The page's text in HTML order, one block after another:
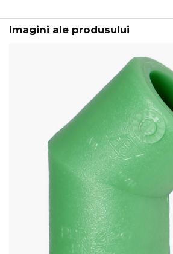
Imagini ale produsului